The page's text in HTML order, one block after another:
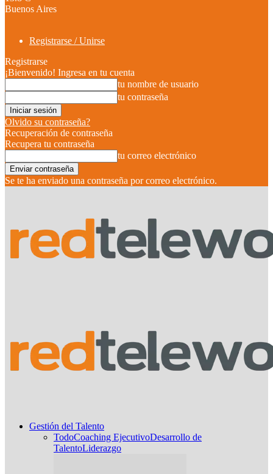
Buenos Aires
Registrarse / Unirse
Registrarse
¡Bienvenido! Ingresa en tu cuenta
tu nombre de usuario
tu contraseña
Olvido su contraseña?
Recuperación de contraseña
Recupera tu contraseña
tu correo electrónico
Se te ha enviado una contraseña por correo electrónico.
Gestión del Talento
TodoCoaching EjecutivoDesarrollo de
TalentoLiderazgo